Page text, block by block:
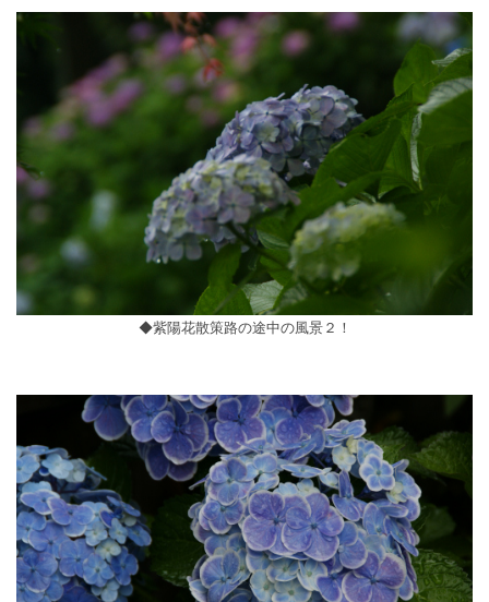
◆紫陽花散策路の途中の風景２！